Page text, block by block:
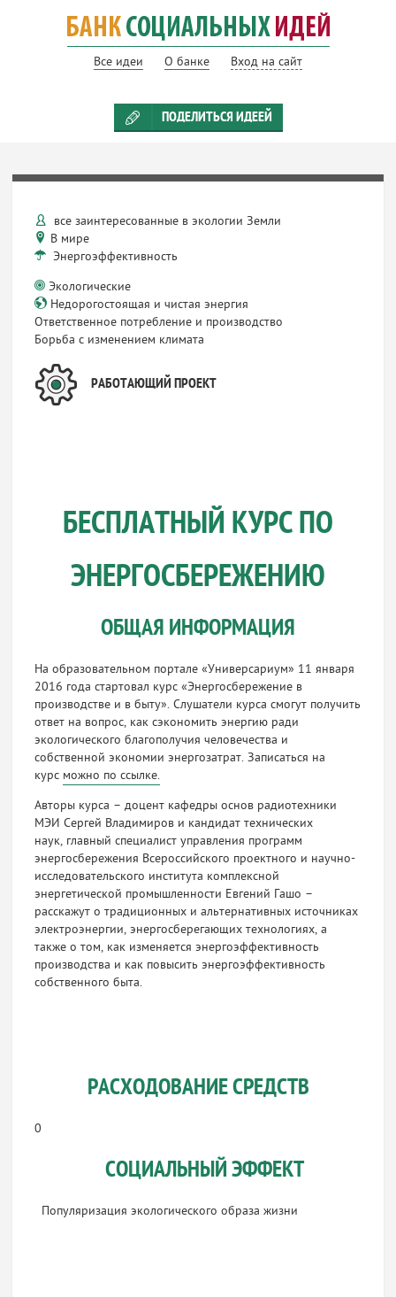
Все идеи О банке Вход на сайт
ПОДЕЛИТЬСЯ ИДЕЕЙ
все заинтересованные в экологии Земли
В мире
Энергоэффективность
Экологические
Недорогостоящая и чистая энергия
Ответственное потребление и производство
Борьба с изменением климата
РАБОТАЮЩИЙ ПРОЕКТ
БЕСПЛАТНЫЙ КУРС ПО
ЭНЕРГОСБЕРЕЖЕНИЮ
ОБЩАЯ ИНФОРМАЦИЯ
На образовательном портале «Универсариум» 11 января
2016 года стартовал курс «Энергосбережение в
производстве и в быту». Слушатели курса смогут получить
ответ на вопрос, как сэкономить энергию ради
экологического благополучия человечества и
собственной экономии энергозатрат. Записаться на
курс можно по ссылке.
Авторы курса – доцент кафедры основ радиотехники
МЭИ Сергей Владимиров и кандидат технических
наук, главный специалист управления программ
энергосбережения Всероссийского проектного и научно-
исследовательского института комплексной
энергетической промышленности Евгений Гашо –
расскажут о традиционных и альтернативных источниках
электроэнергии, энергосберегающих технологиях, а
также о том, как изменяется энергоэффективность
производства и как повысить энергоэффективность
собственного быта.
РАСХОДОВАНИЕ СРЕДСТВ
0
СОЦИАЛЬНЫЙ ЭФФЕКТ
Популяризация экологического образа жизни